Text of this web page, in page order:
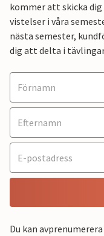
kommer att skicka dig
vistelser i våra
nästa semester,
dig att delta i
Du kan